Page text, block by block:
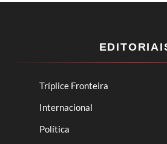
Tríplice Fronteira
Internacional
Política